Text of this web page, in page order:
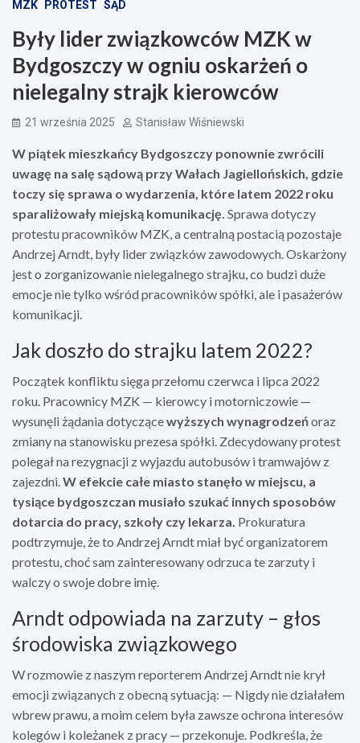
MZK PROTEST SĄD
Były lider związkowców MZK w
Bydgoszczy w ogniu oskarżeń o
nielegalny strajk kierowców
21 września 2025 Stanisław Wiśniewski
W piątek mieszkańcy Bydgoszczy ponownie zwrócili
uwagę na salę sądową przy Wałach Jagiellońskich, gdzie
toczy się sprawa o wydarzenia, które latem 2022 roku
sparaliżowały miejską komunikację. Sprawa dotyczy
protestu pracowników MZK, a centralną postacią pozostaje
Andrzej Arndt, były lider związków zawodowych. Oskarżony
jest o zorganizowanie nielegalnego strajku, co budzi duże
emocje nie tylko wśród pracowników spółki, ale i pasażerów
komunikacji.
Jak doszło do strajku latem 2022?
Początek konfliktu sięga przełomu czerwca i lipca 2022
roku. Pracownicy MZK — kierowcy i motorniczowie —
wysunęli żądania dotyczącewyższych wynagrodzeńoraz
zmiany na stanowisku prezesa spółki. Zdecydowany protest
polegał na rezygnacji z wyjazdu autobusów i tramwajów z
zajezdni. W efekcie całe miasto stanęło w miejscu, a
tysiące bydgoszczan musiało szukać innych sposobów
dotarcia do pracy, szkoły czy lekarza. Prokuratura
podtrzymuje, że to Andrzej Arndt miał być organizatorem
protestu, choć sam zainteresowany odrzuca te zarzuty i
walczy o swoje dobre imię.
Arndt odpowiada na zarzuty – głos
środowiska związkowego
W rozmowie z naszym reporterem Andrzej Arndt nie krył
emocji związanych z obecną sytuacją: — Nigdy nie działałem
wbrew prawu, a moim celem była zawsze ochrona interesów
kolegów i koleżanek z pracy — przekonuje. Podkreśla, że